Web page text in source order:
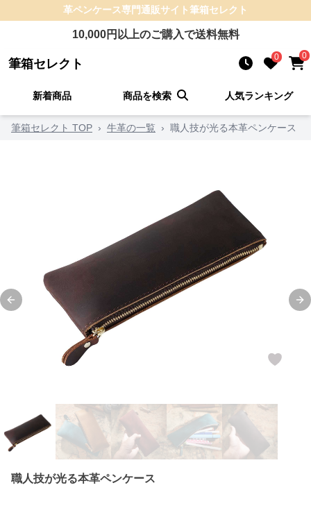
革ペンケース専門通販サイト筆箱セレクト
10,000円以上のご購入で送料無料
筆箱セレクト 0 0
新着商品 商品を検索 人気ランキング
筆箱セレクト TOP › 牛革の一覧 › 職人技が光る本革ペンケース
Previous slide
職人技が光る本革ペンケース